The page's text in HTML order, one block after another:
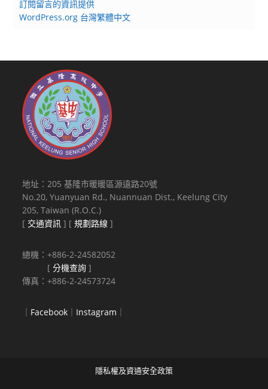
訂閱留言的資訊提供
WordPress.org 台灣繁體中文
地址：205 基隆市暖暖區源遠路20號
No.20, Yuanyuan Rd., Nuannuan Dist., Keelung City
205, Taiwan (R.O.C.)
[ 交通資訊 ] [規劃路線 ]
總機：+886-2-24582052
[分機查詢 ]
傳真：+886-2-24573724
Facebook Instagram
隱私權及資通安全政策